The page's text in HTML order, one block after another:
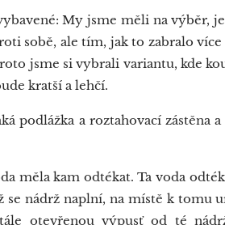
My jsme měli na výběr,
sobě, ale tím, jak to zabralo
jsme si vybrali variantu, kde
kratší a lehčí.
podlážka a roztahovací zástěna
měla kam odtékat. Ta voda
nádrž naplní, na místě k tomu
otevřenou výpusť od té